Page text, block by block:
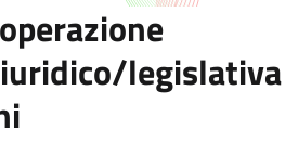
legislativa